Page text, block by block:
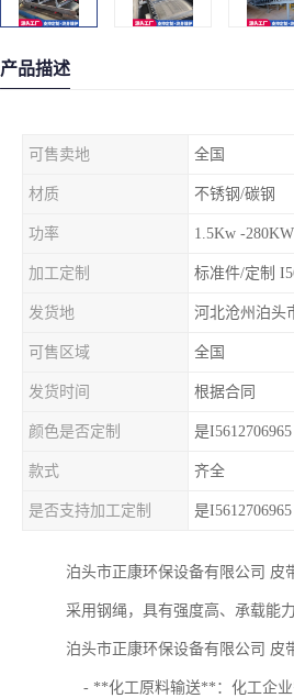
产品描述
可售卖地 全国
材质 不锈钢/碳钢
功率 1.5Kw -280KW
加工定制 标准件/定制
发货地 河北沧州泊头
可售区域 全国
发货时间 根据合同
颜色是否定制 是I5612706965
款式 齐全
是否支持加工定制 是I5612706965
泊头市正康环保设备有限公司 皮
采用钢绳，具有强度高、承载能
泊头市正康环保设备有限公司 皮
- **化工原料输送**：化工企业